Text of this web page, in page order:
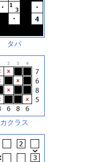
タパ
カクラス